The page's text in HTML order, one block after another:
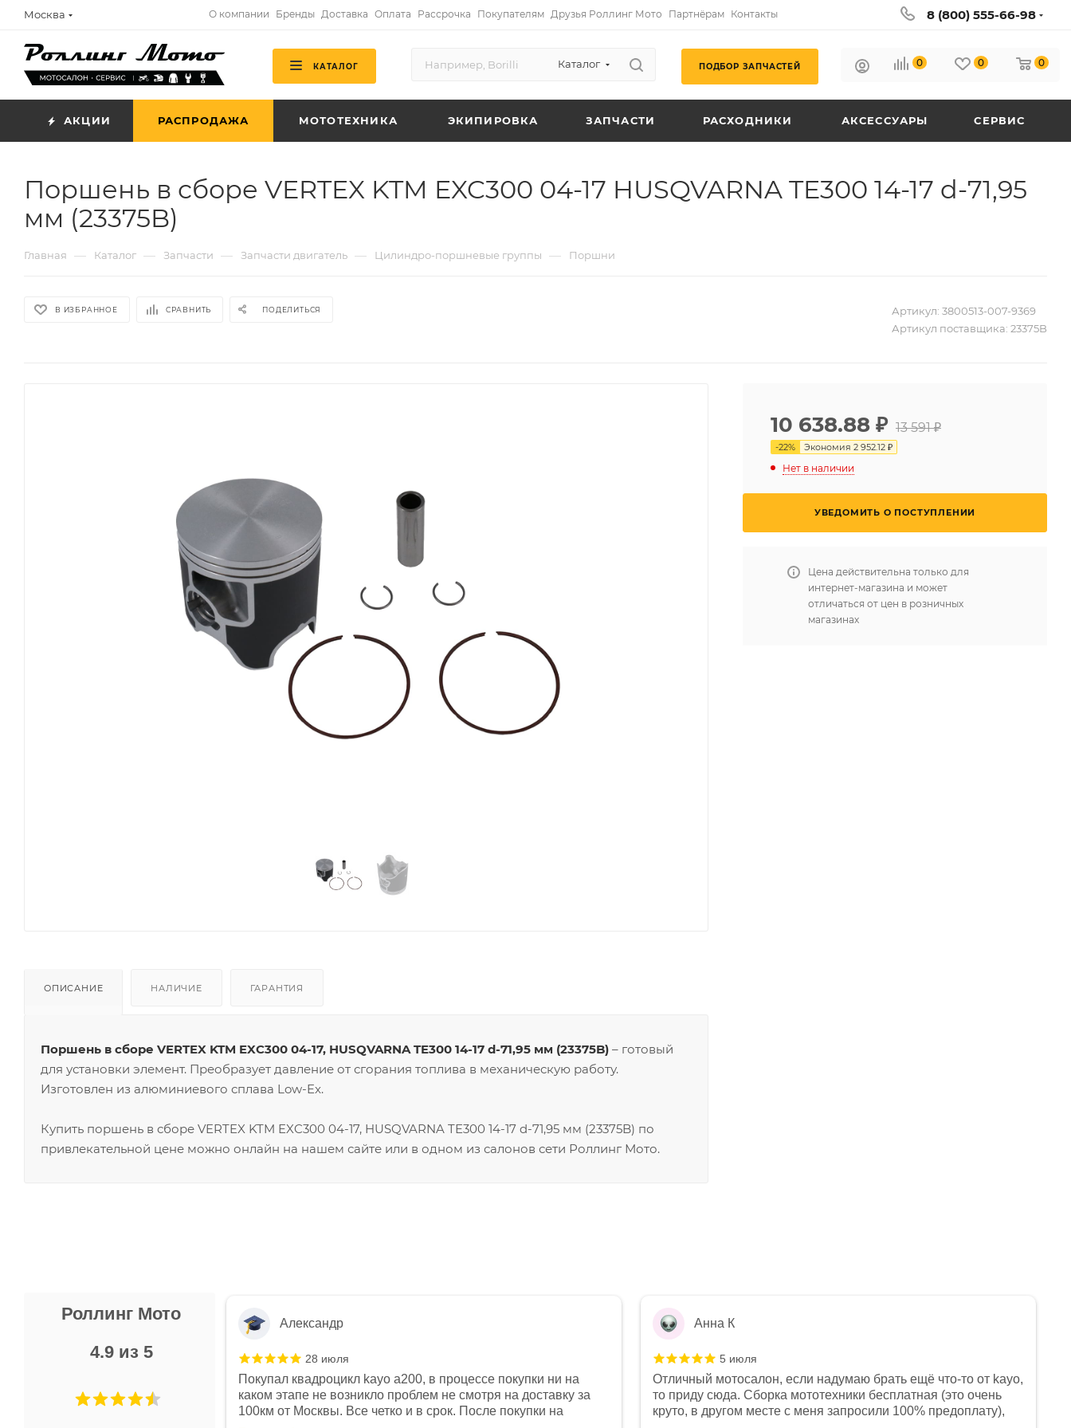
Москва О компании Бренды Доставка Оплата Рассрочка Покупателям Друзья Роллинг Мото Партнёрам Контакты 8 (800) 555-66-98
КАТАЛОГ Каталог ПОДБОР ЗАПЧАСТЕЙ 0 0 0
АКЦИИ РАСПРОДАЖА МОТОТЕХНИКА ЭКИПИРОВКА ЗАПЧАСТИ РАСХОДНИКИ АКСЕССУАРЫ СЕРВИС
Поршень в сборе VERTEX KTM EXC300 04-17 HUSQVARNA TE300 14-17 d-71,95
мм (23375B)
Главная — Каталог — Запчасти — Запчасти двигатель — Цилиндро-поршневые группы — Поршни
В ИЗБРАННОЕ СРАВНИТЬ ПОДЕЛИТЬСЯ Артикул: 3800513-007-9369
Артикул поставщика: 23375B
ОПИСАНИЕ НАЛИЧИЕ ГАРАНТИЯ
Поршень в сборе VERTEX KTM EXC300 04-17, HUSQVARNA TE300 14-17 d-71,95 мм (23375B) – готовый
для установки элемент. Преобразует давление от сгорания топлива в механическую работу.
Изготовлен из алюминиевого сплава Low-Ex.
Купить поршень в сборе VERTEX KTM EXC300 04-17, HUSQVARNA TE300 14-17 d-71,95 мм (23375B) по
привлекательной цене можно онлайн на нашем сайте или в одном из салонов сети Роллинг Мото.
10 638.88 ₽ 13 591 ₽
-22% Экономия 2 952.12 ₽
Нет в наличии
УВЕДОМИТЬ О ПОСТУПЛЕНИИ
Цена действительна только для
интернет-магазина и может
отличаться от цен в розничных
магазинах
Роллинг Мото
4.9 из 5
Не понравились условия
и дают только на год)
Александр
28 июля
Покупал квадроцикл kayo a200, в процессе покупки ни на
каком этапе не возникло проблем не смотря на доставку за
100км от Москвы. Все четко и в срок. После покупки на
Анна К
5 июля
Отличный мотосалон, если надумаю брать ещё что-то от kayo,
то приду сюда. Сборка мототехники бесплатная (это очень
круто, в другом месте с меня запросили 100% предоплату),